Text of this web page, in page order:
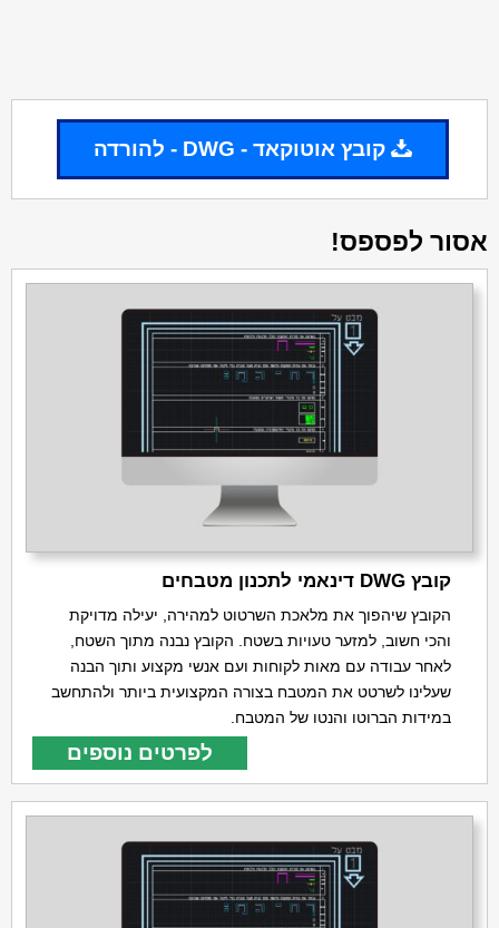
קובץ אוטוקאד - DWG - להורדה
אסור לפספס!
קובץ DWG דינאמי לתכנון מטבחים
הקובץ שיהפוך את מלאכת השרטוט למהירה, יעילה מדויקת
והכי חשוב, למזער טעויות בשטח. הקובץ נבנה מתוך השטח,
לאחר עבודה עם מאות לקוחות ועם אנשי מקצוע ותוך הבנה
שעלינו לשרטט את המטבח בצורה המקצועית ביותר ולהתחשב
במידות הברוטו והנטו של המטבח.
לפרטים נוספים